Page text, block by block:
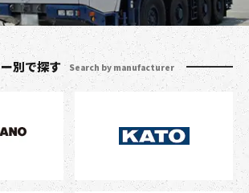
別で探す Search by manufacturer